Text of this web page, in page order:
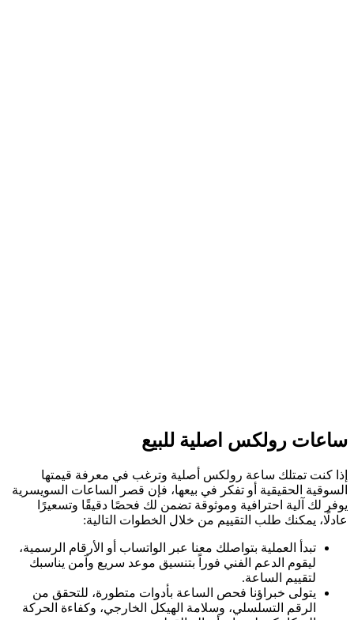
ساعات رولكس اصلية للبيع
إذا كنت تمتلك ساعة رولكس أصلية وترغب في معرفة قيمتها
السوقية الحقيقية أو تفكر في بيعها، فإن قصر الساعات السويسرية
يوفر لك آلية احترافية وموثوقة تضمن لك فحصًا دقيقًا وتسعيرًا
عادلًا، يمكنك طلب التقييم من خلال الخطوات التالية:
تبدأ العملية بتواصلك معنا عبر الواتساب أو الأرقام الرسمية،
ليقوم الدعم الفني فوراً بتنسيق موعد سريع وآمن يناسبك
لتقييم الساعة.
يتولى خبراؤنا فحص الساعة بأدوات متطورة، للتحقق من
الرقم التسلسلي، وسلامة الهيكل الخارجي، وكفاءة الحركة